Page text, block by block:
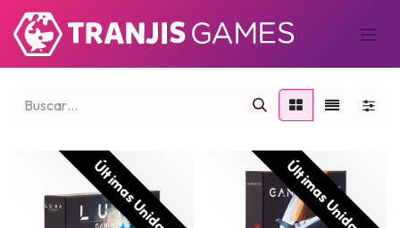
Últimas Unidades Últimas Unidades